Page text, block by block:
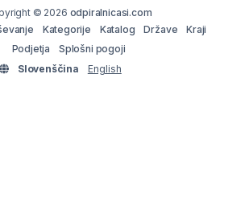
© 2026 odpiralnicasi.com
Kategorije Katalog Države
Kraji
Podjetja
Splošni pogoji
Slovenščina
English